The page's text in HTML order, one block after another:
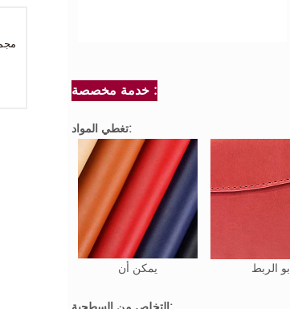
خدمة مخصصة :
تغطي المواد:
يمكن أن بو الربط